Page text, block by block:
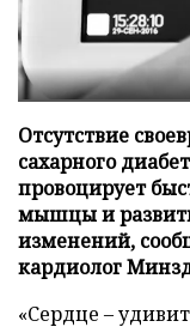
Отсутствие
сахарного
провоцирует
мышцы и
изменений,
кардиолог
«Сердце –